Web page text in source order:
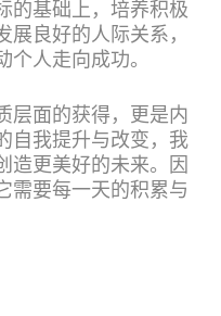
的基础上，培养积极
展良好的人际关系，
个人走向成功。
层面的获得，更是内
自我提升与改变，我
造更美好的未来。因
需要每一天的积累与